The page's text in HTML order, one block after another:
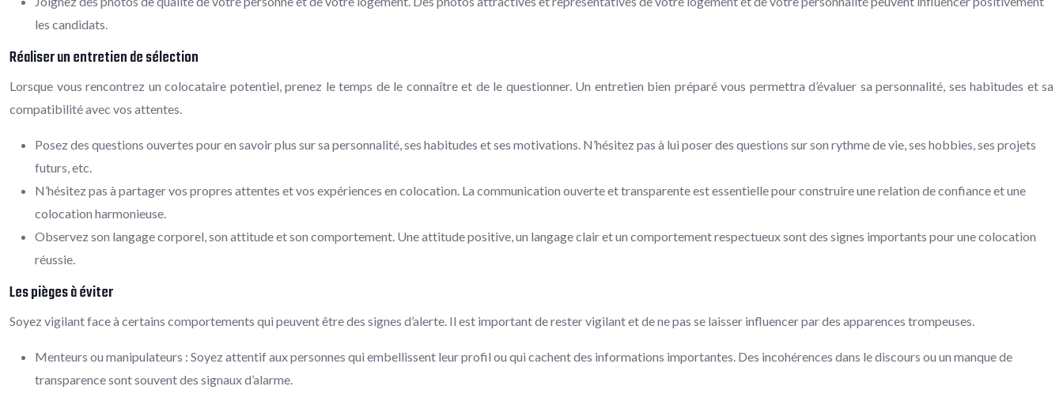
les candidats.
Réaliser un entretien de sélection
Lorsque vous rencontrez un colocataire potentiel, prenez le temps de le connaître et de le questionner. Un entretien bien préparé vous permettra d’évaluer sa personnalité, ses habitudes et sa
compatibilité avec vos attentes.
Posez des questions ouvertes pour en savoir plus sur sa personnalité, ses habitudes et ses motivations. N’hésitez pas à lui poser des questions sur son rythme de vie, ses hobbies, ses projets
futurs, etc.
N’hésitez pas à partager vos propres attentes et vos expériences en colocation. La communication ouverte et transparente est essentielle pour construire une relation de confiance et une
colocation harmonieuse.
Observez son langage corporel, son attitude et son comportement. Une attitude positive, un langage clair et un comportement respectueux sont des signes importants pour une colocation
réussie.
Les pièges à éviter
Soyez vigilant face à certains comportements qui peuvent être des signes d’alerte. Il est important de rester vigilant et de ne pas se laisser influencer par des apparences trompeuses.
Menteurs ou manipulateurs : Soyez attentif aux personnes qui embellissent leur profil ou qui cachent des informations importantes. Des incohérences dans le discours ou un manque de
transparence sont souvent des signaux d’alarme.